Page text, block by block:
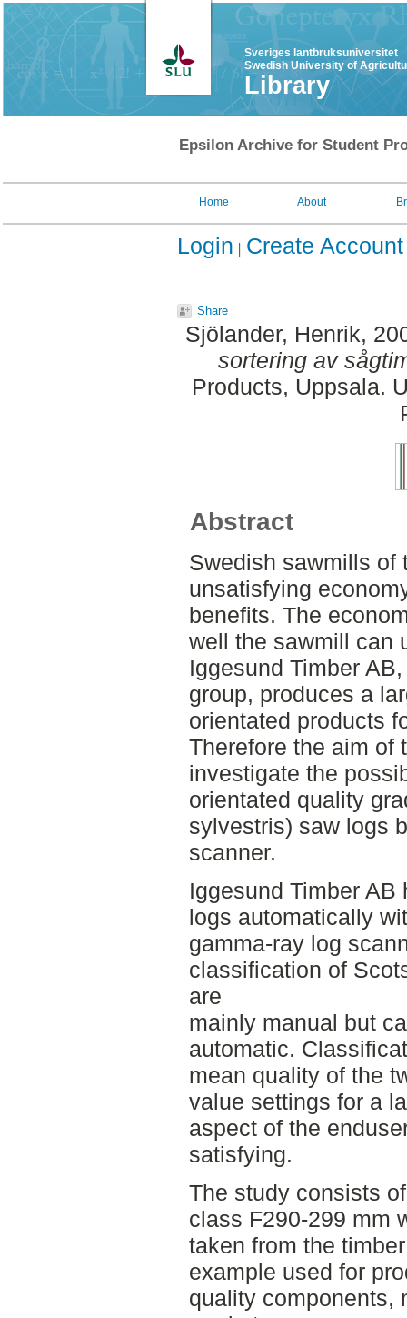
Sveriges lantbruksuniversitet
Swedish University of
Library
Epsilon Archive for Student
Home About
Login Create Account
Share
Sjölander, Henrik,
sortering av
Products, Uppsala.
Abstract
Swedish sawmills of
unsatisfying
benefits. The
well the sawmill can
Iggesund Timber
group, produces a
orientated products
Therefore the aim of
investigate the
orientated quality
sylvestris) saw logs
scanner.
Iggesund Timber
logs automatically
gamma-ray log
classification of
are
mainly manual but
automatic.
mean quality of the
value settings for a
aspect of the
satisfying.
The study consists
class F290-299 mm
taken from the
example used for
quality components,